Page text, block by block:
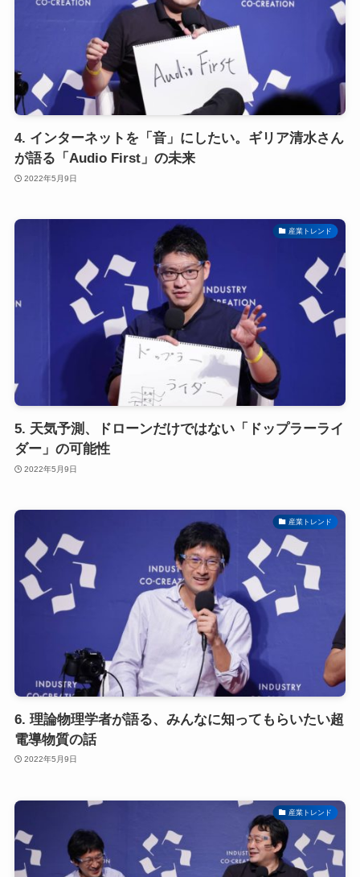
4. インターネットを「音」にしたい。ギリア清水さん
が語る「Audio First」の未来
2022年5月9日
産業トレンド
5. 天気予測、ドローンだけではない「ドップラーライ
ダー」の可能性
2022年5月9日
産業トレンド
6. 理論物理学者が語る、みんなに知ってもらいたい超
電導物質の話
2022年5月9日
産業トレンド